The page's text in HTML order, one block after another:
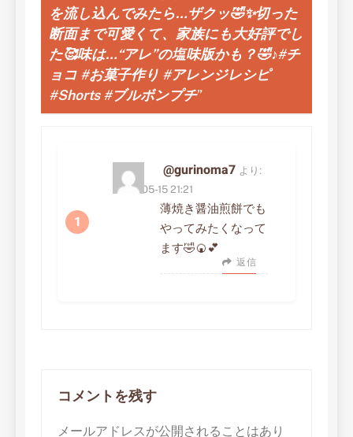
ョ
ン
を流し込んでみたら…ザクッ🤣✨切った
断面まで可愛くて、家族にも大好評でし
た🥰味は…“アレ”の塩味版かも？🤣♪#チ
ョコ #お菓子作り #アレンジレシピ
#Shorts #ブルボンプチ”
@gurinoma7 より:
2026-05-15 21:21
薄焼き醤油煎餅でも
やってみたくなって
ます🤣🍘💕
返信
コメントを残す
メールアドレスが公開されることはあり